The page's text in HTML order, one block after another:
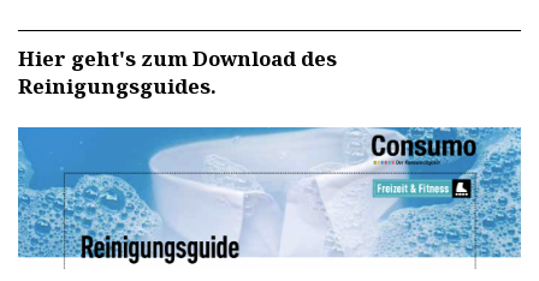
Hier geht's zum Download des
Reinigungsguides.